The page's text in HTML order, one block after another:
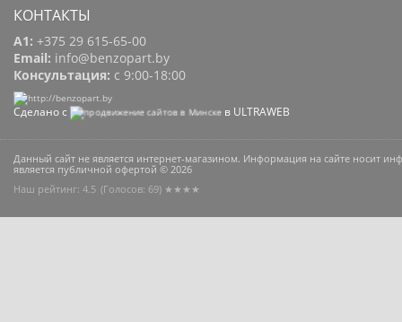
КОНТАКТЫ
A1: +375 29 615-65-00
Email: info@benzopart.by
Консультация: с 9:00-18:00
Сделано с в ULTRAWEB
Данный сайт не является интернет-магазином. Информация на сайте носит
является публичной офертой © 2026
Наш рейтинг: 4.5 (Голосов: 69) ★★★★